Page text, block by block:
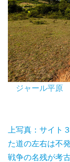
ジャール平原
上写真：サイト
た道の左右は不
戦争の名残が考